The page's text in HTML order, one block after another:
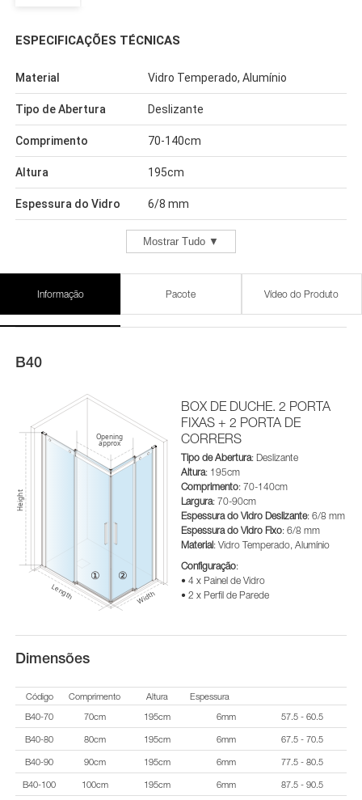
ESPECIFICAÇÕES TÉCNICAS
Material Vidro Temperado, Alumínio
Tipo de Abertura Deslizante
Comprimento 70-140cm
Altura 195cm
Espessura do Vidro 6/8 mm
Mostrar Tudo ▼
Informação Pacote Vídeo do Produto
B40
BOX DE DUCHE. 2 PORTA
FIXAS + 2 PORTA DE
CORRERS
Tipo de Abertura: Deslizante
Altura: 195cm
Comprimento: 70-140cm
Largura: 70-90cm
Espessura do Vidro Deslizante: 6/8 mm
Espessura do Vidro Fixo: 6/8 mm
Material: Vidro Temperado, Alumínio
Configuração:
• 4 x Painel de Vidro
• 2 x Perfil de Parede
Dimensões
Código Comprimento Altura
Espessura
B40-70
70cm 195cm 6mm 57.5 - 60.5
B40-80 80cm 195cm 6mm 67.5 - 70.5
B40-90 90cm 195cm 6mm 77.5 - 80.5
B40-100 100cm 195cm 6mm 87.5 - 90.5